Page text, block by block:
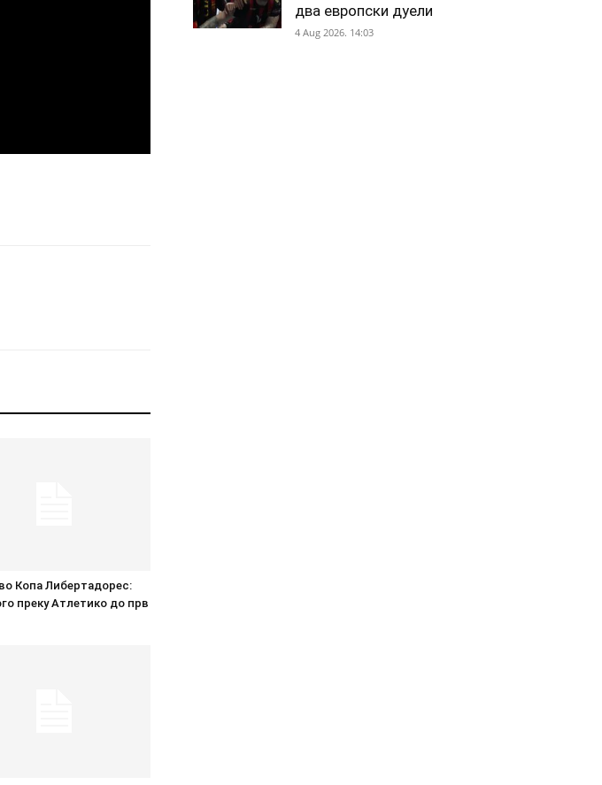
Копа Либертадорес:
преку Атлетико до прв
два европски дуели
4 Aug 2026. 14:03